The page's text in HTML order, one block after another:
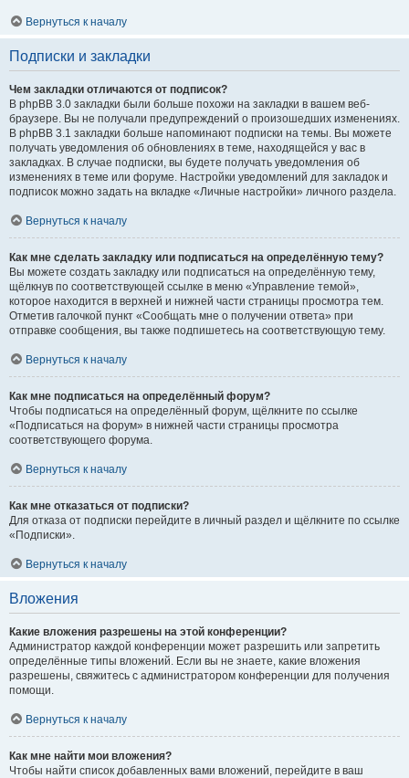
Вернуться к началу
Подписки и закладки
Чем закладки отличаются от подписок?
В phpBB 3.0 закладки были больше похожи на закладки в вашем веб-
браузере. Вы не получали предупреждений о произошедших изменениях.
В phpBB 3.1 закладки больше напоминают подписки на темы. Вы можете
получать уведомления об обновлениях в теме, находящейся у вас в
закладках. В случае подписки, вы будете получать уведомления об
изменениях в теме или форуме. Настройки уведомлений для закладок и
подписок можно задать на вкладке «Личные настройки» личного раздела.
Вернуться к началу
Как мне сделать закладку или подписаться на определённую тему?
Вы можете создать закладку или подписаться на определённую тему,
щёлкнув по соответствующей ссылке в меню «Управление темой»,
которое находится в верхней и нижней части страницы просмотра тем.
Отметив галочкой пункт «Сообщать мне о получении ответа» при
отправке сообщения, вы также подпишетесь на соответствующую тему.
Вернуться к началу
Как мне подписаться на определённый форум?
Чтобы подписаться на определённый форум, щёлкните по ссылке
«Подписаться на форум» в нижней части страницы просмотра
соответствующего форума.
Вернуться к началу
Как мне отказаться от подписки?
Для отказа от подписки перейдите в личный раздел и щёлкните по ссылке
«Подписки».
Вернуться к началу
Вложения
Какие вложения разрешены на этой конференции?
Администратор каждой конференции может разрешить или запретить
определённые типы вложений. Если вы не знаете, какие вложения
разрешены, свяжитесь с администратором конференции для получения
помощи.
Вернуться к началу
Как мне найти мои вложения?
Чтобы найти список добавленных вами вложений, перейдите в ваш